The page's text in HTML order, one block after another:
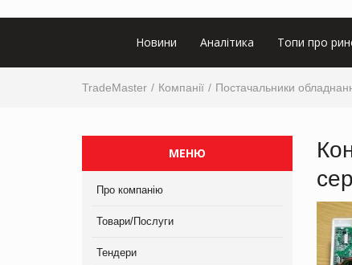
Новини Аналітика Топи про
TradeMaster Компанії Постачальники
МЕНЮ
Про компанію
Товари/Послуги
Тендери